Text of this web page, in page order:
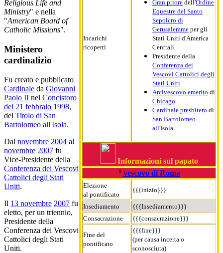
Incarichi
ricoperti
Gran priore dell'Ordine
Equestre del Santo
Sepolcro di
Gerusalemme per gli
Stati Uniti d'America
Centrali
Presidente della
Conferenza dei
Vescovi Cattolici degli
Stati Uniti
Arcivescovo emerito di
Chicago
Cardinale presbitero di
San Bartolomeo
all'Isola
Informazioni sul papato
° vescovo di Roma
Elezione
al pontificato
{{{inizio}}}
Insediamento
{{{Insediamento}}}
Consacrazione
{{{consacrazione}}}
Fine del
pontificato
{{{fine}}}
(per causa incerta o
sconosciuta)
Religious Life and
Ministry" e nella
"American Board of
Catholic Missions".
Ministero
cardinalizio
Fu creato e pubblicato
Cardinale da Giovanni
Paolo II nel Concistoro
del 21 febbraio 1998,
del Titolo di San
Bartolomeo all'Isola.
Dal novembre 2004 al
novembre 2007 fu
Vice-Presidente della
Conferenza dei Vescovi
Cattolici degli Stati
Uniti.
Il 13 novembre 2007 fu
eletto, per un triennio,
Presidente della
Conferenza dei Vescovi
Cattolici degli Stati
Uniti.